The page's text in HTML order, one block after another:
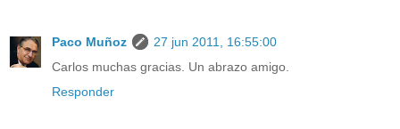
Paco Muñoz
27 jun 2011, 16:55:00
Carlos muchas gracias. Un abrazo amigo.
Responder